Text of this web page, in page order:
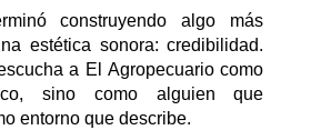
construyendo algo más
estética sonora: credibilidad.
a El Agropecuario como
sino como alguien que
entorno que describe.